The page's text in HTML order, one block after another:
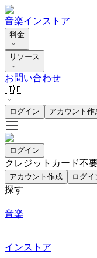
音楽インストア
料金
リソース
お問い合わせ
🇯🇵
ログイン アカウント作
ログイン
クレジットカード不
アカウント作成 ログイ
探す
音楽
インストア